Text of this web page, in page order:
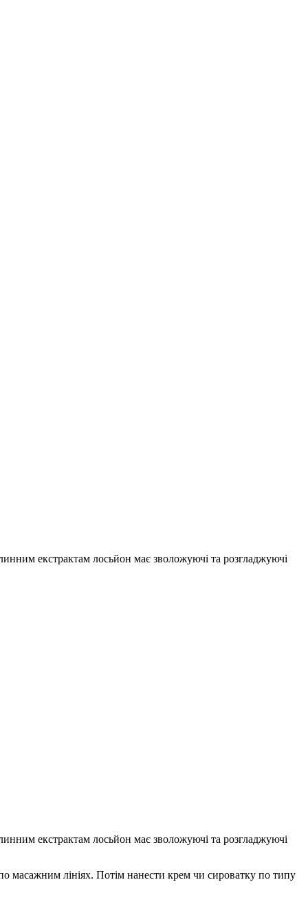
екстрактам лосьйон має зволожуючі та розгладжуючі
екстрактам лосьйон має зволожуючі та розгладжуючі
масажним лініях. Потім нанести крем чи сироватку по типу